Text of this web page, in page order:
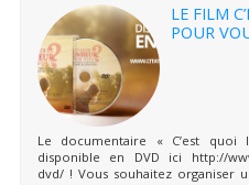
LE FILM
POUR
Le documentaire « C’est
disponible en DVD ici http://
dvd/ ! Vous souhaitez organiser